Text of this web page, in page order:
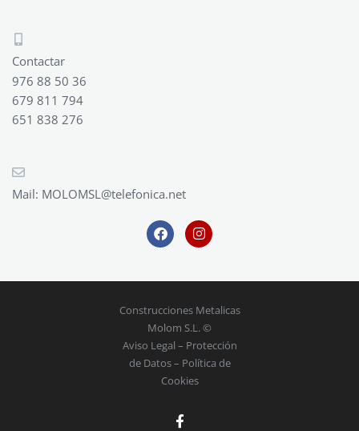
Contactar
976 88 50 36
679 811 794
651 838 276
Mail: MOLOMSL@telefonica.net
Construcciones Metalicas
Molom S.L. ©
Aviso Legal – Protección
de Datos– Política de
Cookies